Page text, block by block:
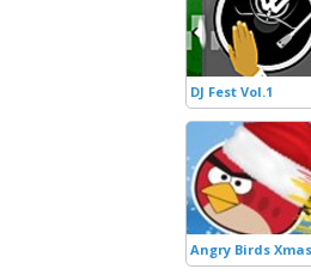
DJ Fest Vol.1
Angry Birds Xmas